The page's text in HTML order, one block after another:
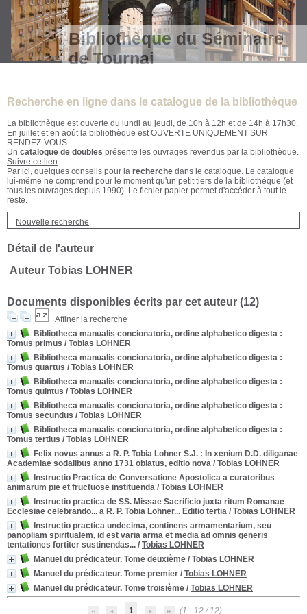
Bibliothèque du Séminaire
de Tournai
Recherche en ligne dans le catalogue de la bibliothèque
La bibliothèque est ouverte du lundi au jeudi, de 10h à 12h et de 14h à 17h30.
En juillet et en août la bibliothèque est OUVERTE UNIQUEMENT SUR
RENDEZ-VOUS
Un catalogue de doubles présente les ouvrages revendus par la bibliothèque.
Suivre ce lien.
Par ici, quelques conseils pour la recherche dans le catalogue. Le catalogue
lui-même ne comprend pour le moment qu'un petit tiers de la bibliothèque (et
tous les ouvrages depuis 1990). Le fichier papier permet d'accéder à tout le
reste.
Nouvelle recherche
Détail de l'auteur
Auteur Tobias LOHNER
Documents disponibles écrits par cet auteur (12)
Affiner la recherche
Bibliotheca manualis concionatoria, ordine alphabetico digesta :
Tomus primus / Tobias LOHNER
Bibliotheca manualis concionatoria, ordine alphabetico digesta :
Tomus quartus / Tobias LOHNER
Bibliotheca manualis concionatoria, ordine alphabetico digesta :
Tomus quintus / Tobias LOHNER
Bibliotheca manualis concionatoria, ordine alphabetico digesta :
Tomus secundus / Tobias LOHNER
Bibliotheca manualis concionatoria, ordine alphabetico digesta :
Tomus tertius / Tobias LOHNER
Felix novus annus a R. P. Tobia Lohner S.J. : In xenium D.D. diliganae
Academiae sodalibus anno 1731 oblatus, editio nova / Tobias LOHNER
Instructio Practica de Conversatione Apostolica a curatoribus
animarum pie et fructuose instituenda / Tobias LOHNER
Instructio practica de SS. Missae Sacrificio juxta ritum Romanae
Ecclesiae celebrando... a R. P. Tobia Lohner... Editio tertia / Tobias LOHNER
Instructio practica undecima, continens armamentarium, seu
panopliam spiritualem, id est varia arma et media ad omnis generis
tentationes fortiter sustinendas... / Tobias LOHNER
Manuel du prédicateur. Tome deuxième / Tobias LOHNER
Manuel du prédicateur. Tome premier / Tobias LOHNER
Manuel du prédicateur. Tome troisième / Tobias LOHNER
1 (1 - 12 / 12)